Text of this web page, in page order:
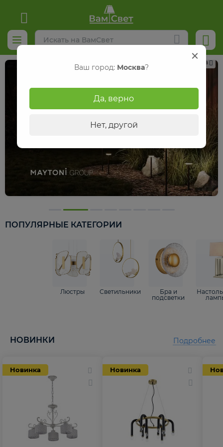
Реклама
ПОПУЛЯРНЫЕ КАТЕГОРИИ
Люстры Светильники
Бра и
подсветки
НОВИНКИ
Новинка Новинка
Подробнее
Ваш город: Москва?
Да, верно
Нет, другой